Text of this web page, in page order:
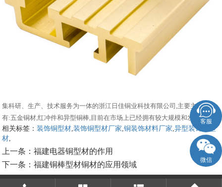
集科研、生产、技术服务为一体的浙江日佳铜业科技有限公司,主要主营产品
有:五金铜材,红冲件和异型铜棒,目前在市场上已经拥有较大规模和发展。
相关标签：装饰铜型材,装饰铜型材厂家,铜装饰材料厂家,异型装饰铜型
材,
上一条：福建电器铜型材的作用
下一条：福建铜棒型材铜材的应用领域
客服
微信